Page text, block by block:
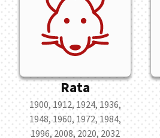
Rata
1900, 1912, 1924, 1936,
1948, 1960, 1972, 1984,
1996, 2008, 2020, 2032